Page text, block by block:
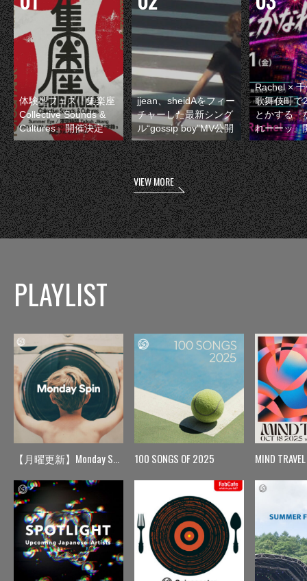
体験型フェス『集楽座
Collective Sounds &
Cultures』開催決定
jjean、sheidAをフィー
チャーした最新シング
ル“gossip boy”MV公開
Rachel ×
歌舞伎町で
とかする『
れーーッ』
VIEW MORE
PLAYLIST
【月曜更新】Monday Spin 100 SONGS OF 2025 MIND TRAVEL